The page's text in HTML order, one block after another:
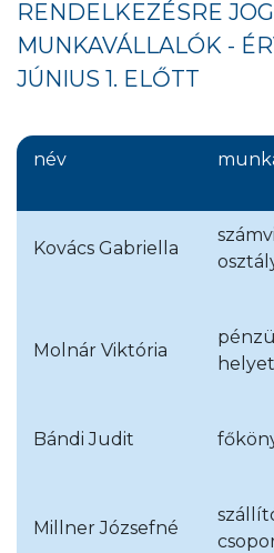
RENDELKEZÉSRE
MUNKAVÁLLALÓK -
JÚNIUS 1. ELŐTT
név
Kovács Gabriella
Molnár Viktória
Bándi Judit
Millner Józsefné